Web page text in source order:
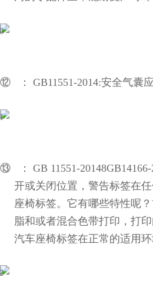
⑫ ： GB11551-2014:安全气囊
⑬ ： GB 11551-20148GB14166-
开或关闭位置，警告标签在
座椅标签。它有哪些特性呢
脂和或者混合色带打印，打
汽车座椅标签在正常的适用